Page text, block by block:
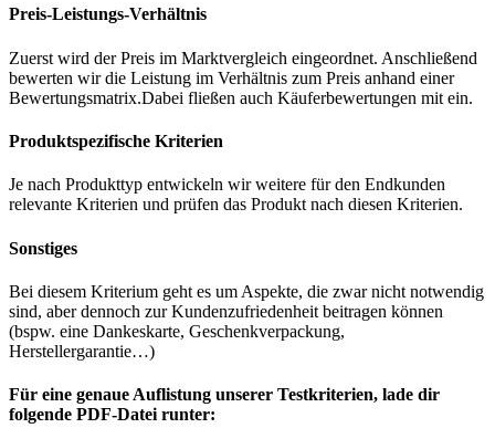
Preis-Leistungs-Verhältnis
Zuerst wird der Preis im Marktvergleich eingeordnet. Anschließend
bewerten wir die Leistung im Verhältnis zum Preis anhand einer
Bewertungsmatrix.Dabei fließen auch Käuferbewertungen mit ein.
Produktspezifische Kriterien
Je nach Produkttyp entwickeln wir weitere für den Endkunden
relevante Kriterien und prüfen das Produkt nach diesen Kriterien.
Sonstiges
Bei diesem Kriterium geht es um Aspekte, die zwar nicht notwendig
sind, aber dennoch zur Kundenzufriedenheit beitragen können
(bspw. eine Dankeskarte, Geschenkverpackung,
Herstellergarantie…)
Für eine genaue Auflistung unserer Testkriterien, lade dir
folgende PDF-Datei runter: